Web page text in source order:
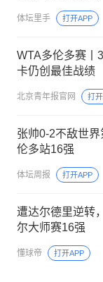
体坛里手 打开APP
WTA多伦多赛丨
卡仍创最佳战绩
北京青年报官网 打
张帅0-2不敌世
伦多站16强
体坛周报 打开APP
遭达尔德里逆转
尔大师赛16强
懂球帝 打开APP